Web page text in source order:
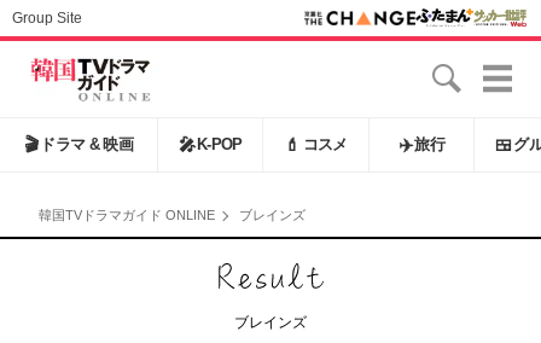
Group Site
🎬 ドラマ & 映画 🎤 K-POP 💄 コスメ ✈️旅行 🍱 グ
韓国TVドラマガイド ONLINE ブレインズ
ブレインズ